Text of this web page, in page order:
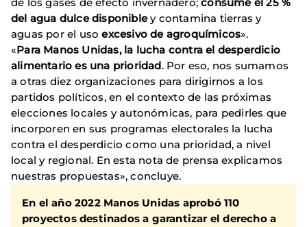
de los gases de efecto invernadero; consume el 25 %
del agua dulce disponibley contamina tierras y
aguas por el usoexcesivo de agroquímicos».
«Para Manos Unidas, la lucha contra el desperdicio
alimentario es una prioridad. Por eso, nos sumamos
a otras diez organizaciones para dirigirnos a los
partidos políticos, en el contexto de las próximas
elecciones locales y autonómicas, para pedirles que
incorporen en sus programas electorales la lucha
contra el desperdicio como una prioridad, a nivel
local y regional. En esta nota de prensa explicamos
nuestras propuestas», concluye.
En el año 2022 Manos Unidas aprobó 110
proyectos destinados a garantizar el derecho a